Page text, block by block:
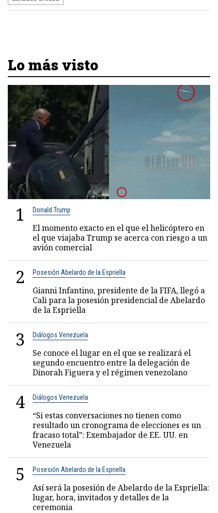
Lo más visto
1 Donald Trump
El momento exacto en el que el helicóptero en
el que viajaba Trump se acerca con riesgo a un
avión comercial
2 Posesión Abelardo de la Espriella
Gianni Infantino, presidente de la FIFA, llegó a
Cali para la posesión presidencial de Abelardo
de la Espriella
3 Diálogos Venezuela
Se conoce el lugar en el que se realizará el
segundo encuentro entre la delegación de
Dinorah Figuera y el régimen venezolano
4 Diálogos Venezuela
“Si estas conversaciones no tienen como
resultado un cronograma de elecciones es un
fracaso total”: Exembajador de EE. UU. en
Venezuela
5 Posesión Abelardo de la Espriella
Así será la posesión de Abelardo de la Espriella:
lugar, hora, invitados y detalles de la
ceremonia